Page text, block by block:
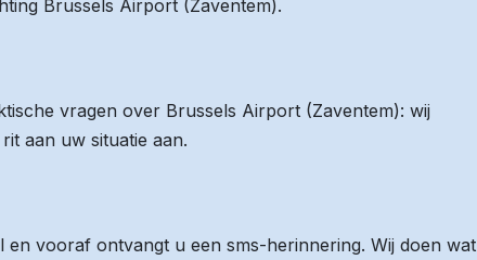
Brussels Airport (Zaventem).
vragen over Brussels Airport (Zaventem): wij
aan uw situatie aan.
vooraf ontvangt u een sms-herinnering. Wij doen wat